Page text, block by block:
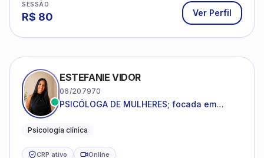
SESSÃO
R$ 80 Ver Perfil
ESTEFANIE VIDOR
06/207970
PSICÓLOGA DE MULHERES; focada em
dentro da sua realidade.
Psicologia clínica
CRP ativo Online